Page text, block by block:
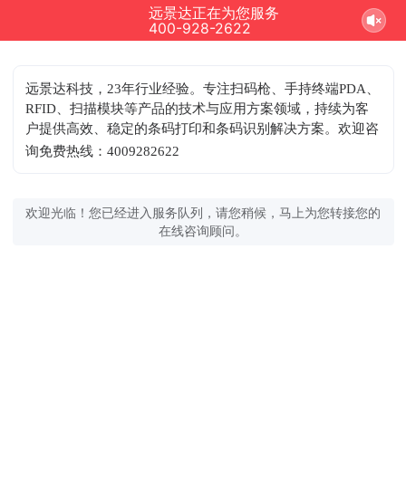
远景达正在为您服务
400-928-2622
远景达科技，23年行业经验。专注扫码枪、手持终端PDA、
RFID、扫描模块等产品的技术与应用方案领域，持续为客
户提供高效、稳定的条码打印和条码识别解决方案。欢迎咨
询免费热线：4009282622
欢迎光临！您已经进入服务队列，请您稍候，马上为您转接您的
在线咨询顾问。